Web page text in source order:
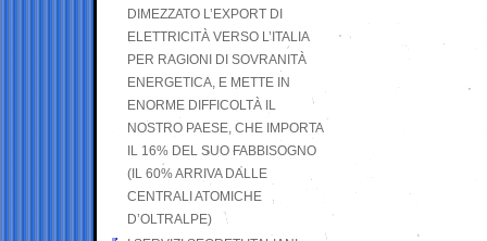
DIMEZZATO L’EXPORT DI
ELETTRICITÀ VERSO L’ITALIA
PER RAGIONI DI SOVRANITÀ
ENERGETICA, E METTE IN
ENORME DIFFICOLTÀ IL
NOSTRO PAESE, CHE IMPORTA
IL 16% DEL SUO FABBISOGNO
(IL 60% ARRIVA DALLE
CENTRALI ATOMICHE
D’OLTRALPE)